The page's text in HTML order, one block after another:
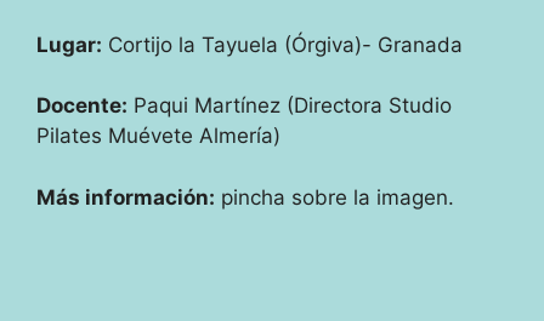
Lugar: Cortijo la Tayuela (Órgiva)- Granada
Docente: Paqui Martínez (Directora Studio
Pilates Muévete Almería)
Más información: pincha sobre la imagen.